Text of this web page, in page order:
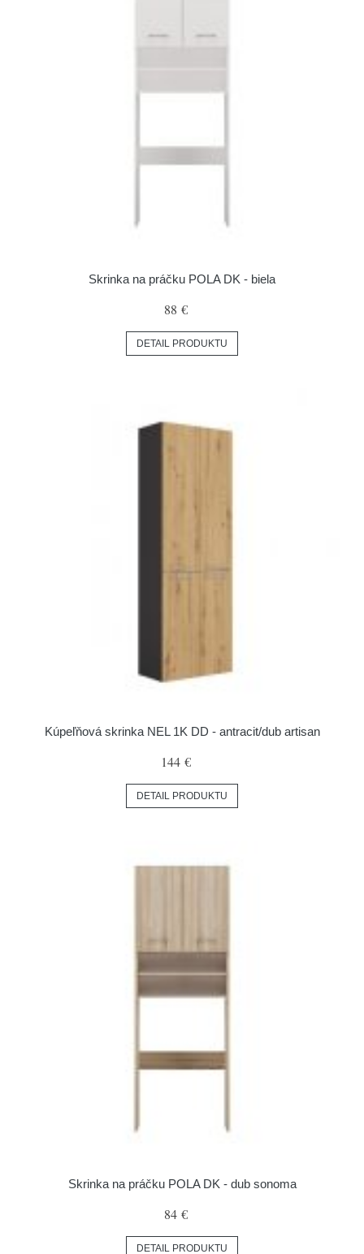
Skrinka na práčku POLA DK - biela
88 €
DETAIL PRODUKTU
Kúpeľňová skrinka NEL 1K DD - antracit/dub artisan
144 €
DETAIL PRODUKTU
Skrinka na práčku POLA DK - dub sonoma
84 €
DETAIL PRODUKTU